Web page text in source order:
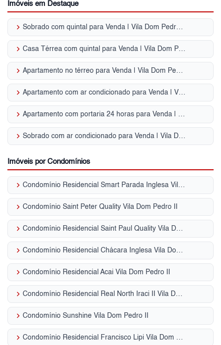
Imóveis em Destaque
keyboard_arrow_right Sobrado com quintal para Venda | Vila Dom Pedro II
keyboard_arrow_right Casa Térrea com quintal para Venda | Vila Dom Pedro II
keyboard_arrow_right Apartamento no térreo para Venda | Vila Dom Pedro II
keyboard_arrow_right Apartamento com ar condicionado para Venda | Vila Dom Pedro II
keyboard_arrow_right Apartamento com portaria 24 horas para Venda | Vila Dom Pedro II
keyboard_arrow_right Sobrado com ar condicionado para Venda | Vila Dom Pedro II
Imóveis por Condomínios
keyboard_arrow_right Condomínio Residencial Smart Parada Inglesa Vila Dom Pedro II
keyboard_arrow_right Condomínio Saint Peter Quality Vila Dom Pedro II
keyboard_arrow_right Condomínio Residencial Saint Paul Quality Vila Dom Pedro II
keyboard_arrow_right Condomínio Residencial Chácara Inglesa Vila Dom Pedro II
keyboard_arrow_right Condomínio Residencial Acai Vila Dom Pedro II
keyboard_arrow_right Condomínio Residencial Real North Iraci II Vila Dom Pedro II
keyboard_arrow_right Condomínio Sunshine Vila Dom Pedro II
keyboard_arrow_right Condomínio Residencial Francisco Lipi Vila Dom Pedro II